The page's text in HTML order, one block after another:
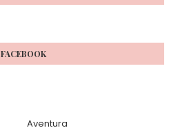
FACEBOOK
Aventura